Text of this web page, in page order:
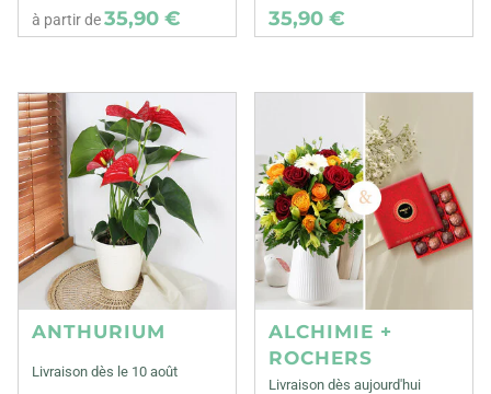
à partir de35,90 € 35,90 €
ANTHURIUM
Livraison dès le 10 août
ALCHIMIE +
ROCHERS
Livraison dès aujourd'hui